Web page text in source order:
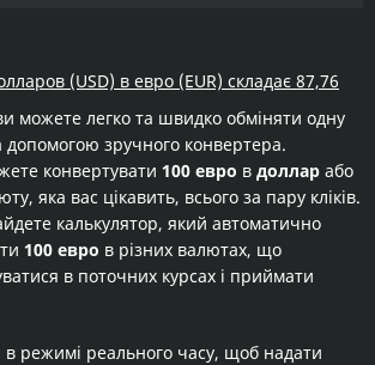
(USD) в евро (EUR) складає 87,76
можете легко та швидко обміняти одну
допомогою зручного конвертера.
конвертувати 100 евро в доллар або
яка вас цікавить, всього за пару кліків.
калькулятор, який автоматично
100 евро в різних валютах, що
в поточних курсах і приймати
в режимі реального часу, щоб надати